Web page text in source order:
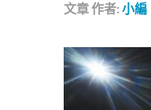
文章作者: 小編